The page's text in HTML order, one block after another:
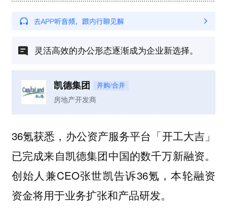
灵活高效的办公形态逐渐成为企业新选择。
凯德集团 并购/合并
房地产开发商
36氪获悉，办公资产服务平台「开工大吉」
已完成来自凯德集团中国的数千万新融资。
创始人兼CEO张世凯告诉36氪，本轮融资
资金将用于业务扩张和产品研发。